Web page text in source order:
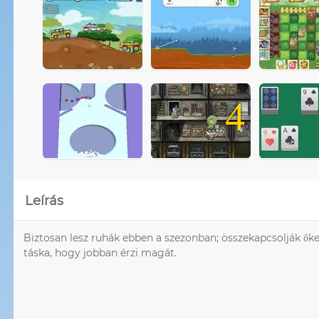
4
Leírás
Biztosan lesz ruhák ebben a szezonban; összekapcsolják
táska, hogy jobban érzi magát.